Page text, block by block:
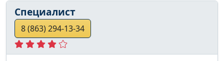
Специалист
8 (863) 294-13-34